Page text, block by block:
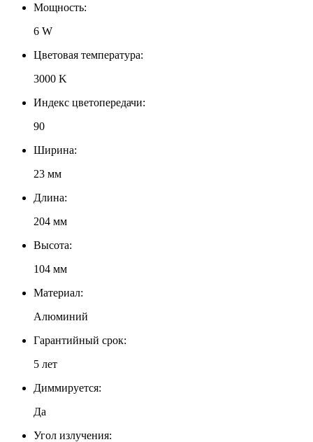
Мощность:
6 W
Цветовая температура:
3000 K
Индекс цветопередачи:
90
Ширина:
23 мм
Длина:
204 мм
Высота:
104 мм
Материал:
Алюминий
Гарантийный срок:
5 лет
Диммируется:
Да
Угол излучения: